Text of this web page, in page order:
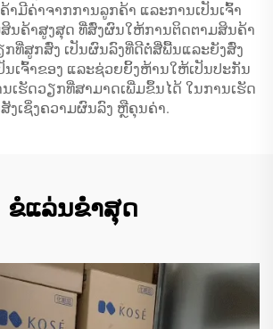
າມີຄ່າຈາກການລູກຄ້າ ແລະການເປັນເຈົ້າ
ນຄ້າສູງສຸດ ທີ່ສົ່ງຜົນໃຫ້ການຕິດຕາມສິນຄ້າ
ທີ່ສູກສົ່ງ ເປັນຜົນລົງທີ່ດີຕໍ່ສີ່ພື້ນແລະຍັງສົ່ງ
ເຈົ້າຂອງ ແລະຊ່ວຍຍິ້ງຫ້ານໃຫ້ເປັນປະກັນ
ເຮັດວຽກທີ່ສາມາດເພີ່ມຂຶ້ນໄດ້ ໃນການເຮັດ
ງເຊິ່ງຄວາມຜົນລົງ ຫຼືຄຸນຄ່າ.
ຂໍແລ່ນຂໍໍ່າສຸດ